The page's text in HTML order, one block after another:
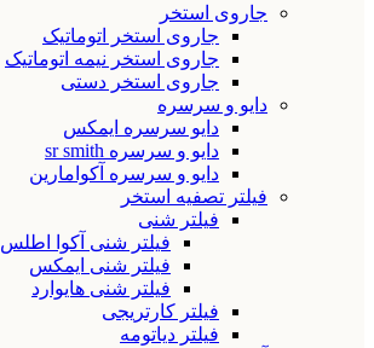
جاروی استخر
جاروی استخر اتوماتیک
جاروی استخر نیمه اتوماتیک
جاروی استخر دستی
دایو و سرسره
دایو سرسره ایمکس
دایو و سرسره sr smith
دایو و سرسره آکوامارین
فیلتر تصفیه استخر
فیلتر شنی
فیلتر شنی آکوا اطلس
فیلتر شنی ایمکس
فیلتر شنی هایوارد
فیلتر کارتریجی
فیلتر دیاتومه